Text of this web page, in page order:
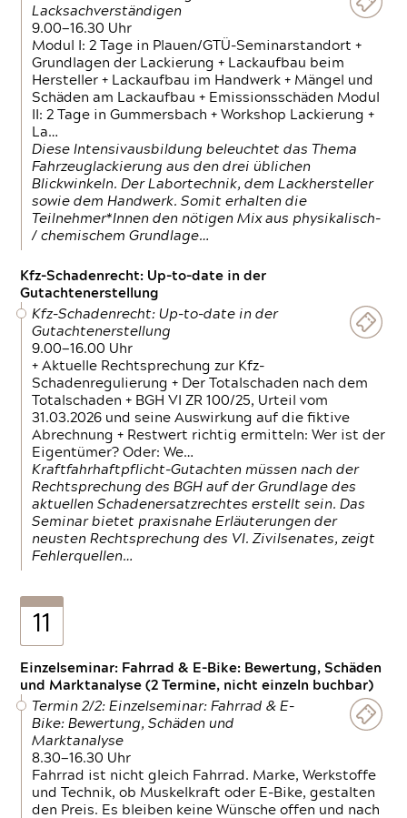
Lacksachverständigen
9.00—16.30 Uhr
Modul I: 2 Tage in Plauen/GTÜ-Seminarstandort +
Grundlagen der Lackierung + Lackaufbau beim
Hersteller + Lackaufbau im Handwerk + Mängel und
Schäden am Lackaufbau + Emissionsschäden Modul
II: 2 Tage in Gummersbach + Workshop Lackierung +
La…
Diese Intensivausbildung beleuchtet das Thema
Fahrzeuglackierung aus den drei üblichen
Blickwinkeln. Der Labortechnik, dem Lackhersteller
sowie dem Handwerk. Somit erhalten die
Teilnehmer*Innen den nötigen Mix aus physikalisch-
/ chemischem Grundlage…
Kfz-Schadenrecht: Up-to-date in der
Gutachtenerstellung
Kfz-Schadenrecht: Up-to-date in der
Gutachtenerstellung
9.00—16.00 Uhr
+ Aktuelle Rechtsprechung zur Kfz-
Schadenregulierung + Der Totalschaden nach dem
Totalschaden + BGH VI ZR 100/25, Urteil vom
31.03.2026 und seine Auswirkung auf die fiktive
Abrechnung + Restwert richtig ermitteln: Wer ist der
Eigentümer? Oder: We…
Kraftfahrhaftpflicht-Gutachten müssen nach der
Rechtsprechung des BGH auf der Grundlage des
aktuellen Schadenersatzrechtes erstellt sein. Das
Seminar bietet praxisnahe Erläuterungen der
neusten Rechtsprechung des VI. Zivilsenates, zeigt
Fehlerquellen…
11
Einzelseminar: Fahrrad & E-Bike: Bewertung, Schäden
und Marktanalyse (2 Termine, nicht einzeln buchbar)
Termin 2/2: Einzelseminar: Fahrrad & E-
Bike: Bewertung, Schäden und
Marktanalyse
8.30—16.30 Uhr
Fahrrad ist nicht gleich Fahrrad. Marke, Werkstoffe
und Technik, ob Muskelkraft oder E-Bike, gestalten
den Preis. Es bleiben keine Wünsche offen und nach